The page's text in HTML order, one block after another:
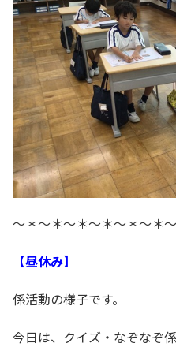
～＊～＊～＊～＊～＊～＊～
【昼休み】
係活動の様子です。
今日は、クイズ・なぞなぞ